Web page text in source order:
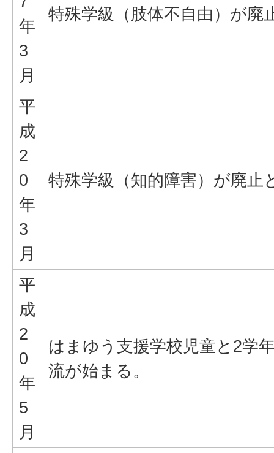
年
3
月
特殊学級（肢体不自由）が廃
平
成
2
0
年
3
月
特殊学級（知的障害）が廃止
平
成
2
0
年
5
月
はまゆう支援学校児童と2学
流が始まる。